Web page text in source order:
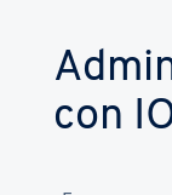
con